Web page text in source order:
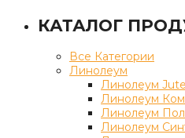
КАТАЛОГ
Все Категории
Линолеум
Линолеум
Линолеум
Линолеум
Линолеум